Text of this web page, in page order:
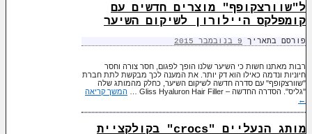
ל"שוורצקופף" מוצרים חדשים עם
קומפלקס היילורון לשיקום השיער
פורסם בתאריך 9 בנובמבר 2015
רבות מאתנו חשות כי השיער שלנו הופך לפגום, חסר צורה וחסר
חיוניות ונדמה כאילו הוא דק יותר. את המענה לכך מבקשת לתת חברת
"שוורצקופף" עם סדרה חדשה לשיקום השיער, כחלק מהמותג שלה
"גליס". הסדרה החדשה – Gliss Hyaluron Hair Filler …
המשך קריאה
←
מותג הנעליים "crocs" בקולקציית